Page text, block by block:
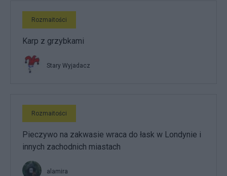
Rozmaitości
Karp z grzybkami
Stary Wyjadacz
Rozmaitości
Pieczywo na zakwasie wraca do łask w Londynie i
innych zachodnich miastach
alamira